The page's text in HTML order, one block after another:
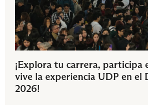
¡Explora tu carrera, participa
vive la experiencia UDP en el
2026!